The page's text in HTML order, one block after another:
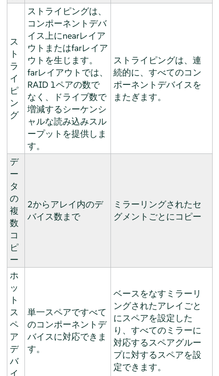
ス
ト
ラ
イ
ピ
ン
グ
ストライピングは、
コンポーネントデバ
イス上にnearレイア
ウトまたはfarレイア
ウトを生じます。
farレイアウトでは、
RAID 1ペアの数で
なく、ドライブ数で
増減するシーケンシ
ャルな読み込みスル
ープットを提供しま
す。
ストライピングは、連
続的に、すべてのコン
ポーネントデバイスを
またぎます。
デ
ー
タ
の
複
数
コ
ピ
ー
2からアレイ内のデ
バイス数まで
ミラーリングされたセ
グメントごとにコピー
ホ
ッ
ト
ス
ペ
ア
デ
バ
イ
単一スペアですべて
のコンポーネントデ
バイスに対応できま
す。
ベースをなすミラーリ
ングされたアレイごと
にスペアを設定した
り、すべてのミラーに
対応するスペアグルー
プに対するスペアを設
定できます。